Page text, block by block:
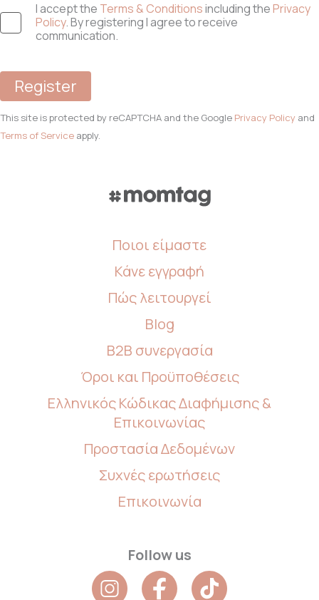
I accept the Terms & Conditionsincluding thePrivacy
Policy. By registering I agree to receive
communication.
Register
This site is protected by reCAPTCHA and the Google Privacy Policy and
Terms of Service apply.
Ποιοι είμαστε
Κάνε εγγραφή
Πώς λειτουργεί
Blog
B2B συνεργασία
Όροι και Προϋποθέσεις
Ελληνικός Κώδικας Διαφήμισης &
Επικοινωνίας
Προστασία Δεδομένων
Συχνές ερωτήσεις
Επικοινωνία
Follow us